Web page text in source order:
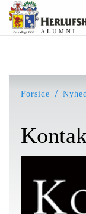
Forside